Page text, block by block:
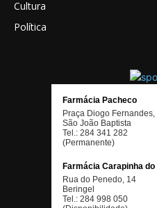
Cultura
Política